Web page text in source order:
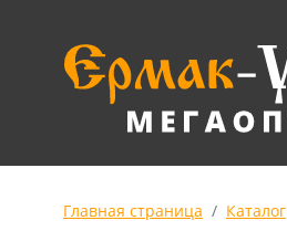
Главная страница Каталог